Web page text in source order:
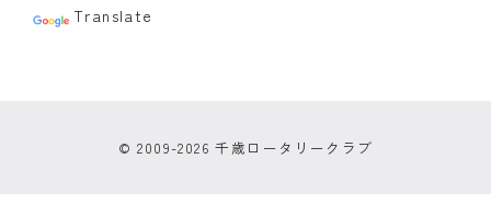
Translate
© 2009-2026 千歳ロータリークラブ